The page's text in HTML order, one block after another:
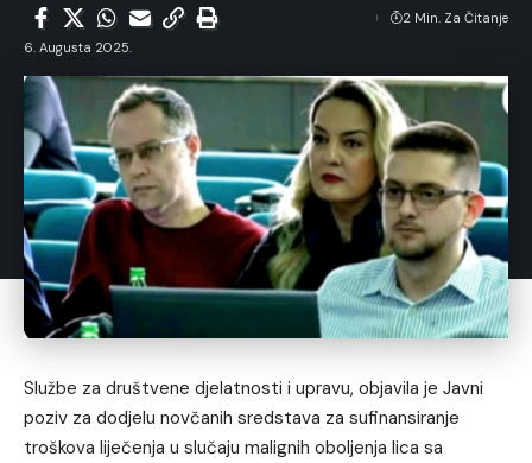
6. Augusta 2025.
2 Min. Za Čitanje
Službe za društvene djelatnosti i upravu, objavila je Javni
poziv za dodjelu novčanih sredstava za sufinansiranje
troškova liječenja u slučaju malignih oboljenja lica sa